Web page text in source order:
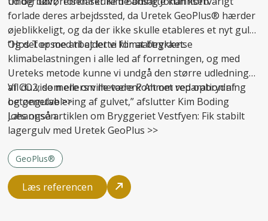
forlade deres arbejdssted, da Uretek GeoPlus® hærder
øjeblikkeligt, og da der ikke skulle etableres et nyt gulv.
Og det er med til at lette klimaaftrykket.
“Hos Topsoe arbejder vi for at begrænse
klimabelastningen i alle led af forretningen, og med
Ureteks metode kunne vi undgå den større udledning
af CO2, som ellers ville være kommet ved opbrydning
og genetablering af gulvet,” afslutter Kim Boding
Johannsen.
Vil du vide mere om metoden? Alt omreparation af
betongulve>>
Læs også artiklen om Bryggeriet Vestfyen: Fik stabilt
lagergulv med Uretek GeoPlus >>
GeoPlus®
Læs referencen